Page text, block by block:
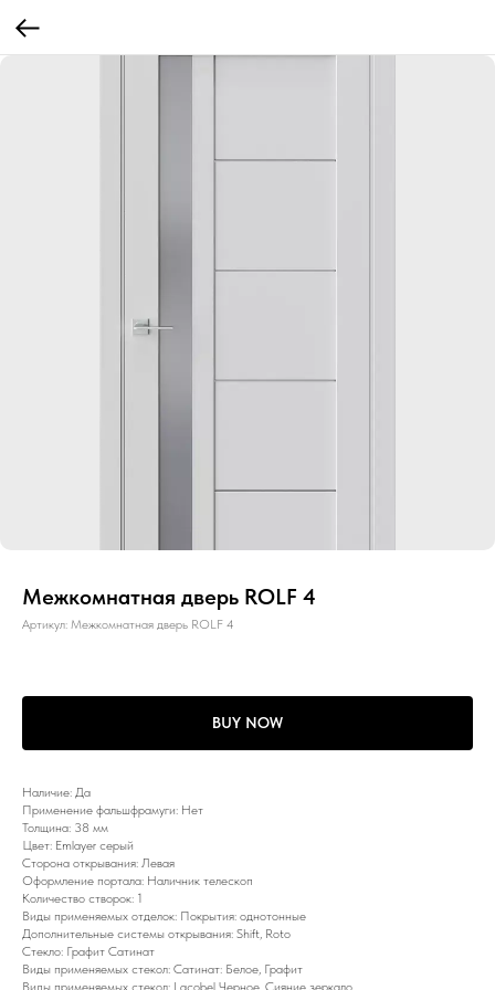
Межкомнатная дверь ROLF 4
Артикул: Межкомнатная дверь ROLF 4
BUY NOW
Наличие: Да
Применение фальшфрамуги: Нет
Толщина: 38 мм
Цвет: Emlayer серый
Сторона открывания: Левая
Оформление портала: Наличник телескоп
Количество створок: 1
Виды применяемых отделок: Покрытия: однотонные
Дополнительные системы открывания: Shift, Roto
Стекло: Графит Сатинат
Виды применяемых стекол: Сатинат: Белое, Графит